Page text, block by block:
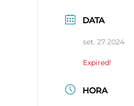
DATA
set. 27 2024
Expired!
HORA